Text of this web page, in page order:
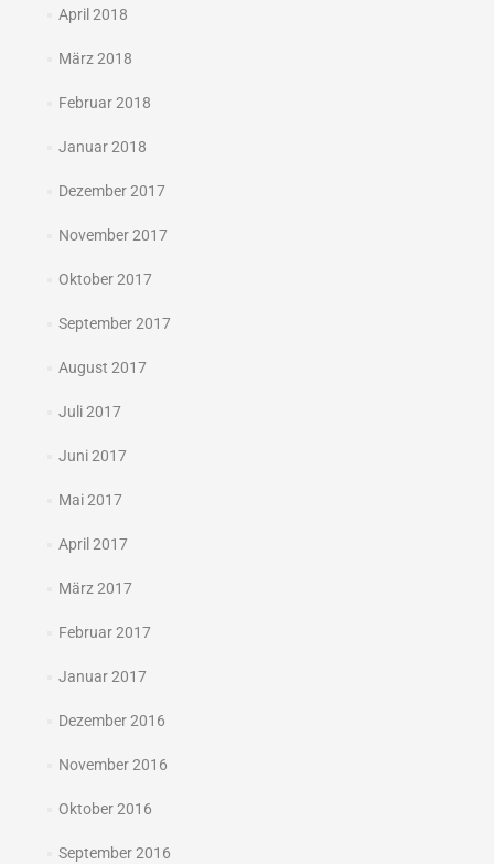
April 2018
März 2018
Februar 2018
Januar 2018
Dezember 2017
November 2017
Oktober 2017
September 2017
August 2017
Juli 2017
Juni 2017
Mai 2017
April 2017
März 2017
Februar 2017
Januar 2017
Dezember 2016
November 2016
Oktober 2016
September 2016